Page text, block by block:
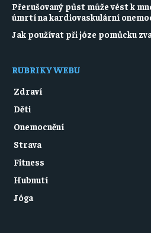
Přerušovaný půst může vést k
úmrtí na kardiovaskulární
Jak používat při józe pomůcku
RUBRIKY WEBU
Zdraví
Děti
Onemocnění
Strava
Fitness
Hubnutí
Jóga